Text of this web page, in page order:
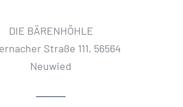
DIE BÄRENHÖHLE
Straße 111, 56564
Neuwied